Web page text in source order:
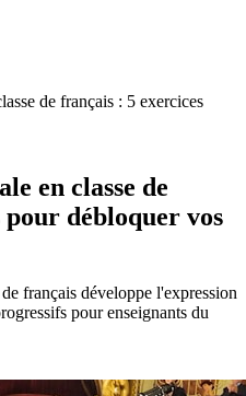
de français : 5 exercices
en classe de
débloquer vos
français développe l'expression
pour enseignants du